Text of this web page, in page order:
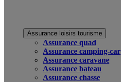
Assurance loisirs tourisme
Assurance quad
Assurance camping-car
Assurance caravane
Assurance bateau
Assurance chasse